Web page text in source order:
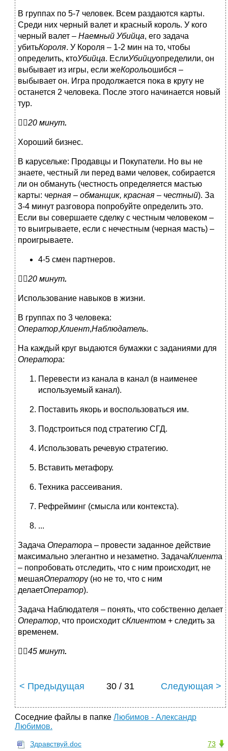
В группах по 5-7 человек. Всем раздаются карты.
Среди них черный валет и красный король. У кого
черный валет – Наемный Убийца, его задача
убитьКороля. У Короля – 1-2 мин на то, чтобы
определить, ктоУбийца. ЕслиУбийцуопределили, он
выбывает из игры, если жеКорольошибся –
выбывает он. Игра продолжается пока в кругу не
останется 2 человека. После этого начинается новый
тур.
20 минут.
Хороший бизнес.
В карусельке: Продавцы и Покупатели. Но вы не
знаете, честный ли перед вами человек, собирается
ли он обмануть (честность определяется мастью
карты: черная ­– обманщик, красная – честный). За
3-4 минут разговора попробуйте определить это.
Если вы совершаете сделку с честным человеком –
то выигрываете, если с нечестным (черная масть) –
проигрываете.
4-5 смен партнеров.
20 минут.
Использование навыков в жизни.
В группах по 3 человека:
Оператор,Клиент,Наблюдатель.
На каждый круг выдаются бумажки с заданиями для
Оператора:
Перевести из канала в канал (в наименее
используемый канал).
Поставить якорь и воспользоваться им.
Подстроиться под стратегию СГД.
Использовать речевую стратегию.
Вставить метафору.
Техника рассеивания.
Рефрейминг (смысла или контекста).
...
Задача Оператора – провести заданное действие
максимально элегантно и незаметно. ЗадачаКлиента
– попробовать отследить, что с ним происходит, не
мешаяОператору (но не то, что с ним
делаетОператор).
Задача Наблюдателя – понять, что собственно делает
Оператор, что происходит сКлиентом + следить за
временем.
45 минут.
< Предыдущая 30 / 31 Следующая >
Соседние файлы в папке Любимов - Александр
Любимов.
73
Здравствуй.doc